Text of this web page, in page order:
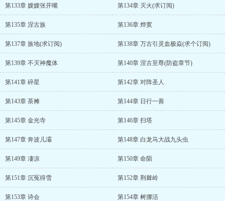
第133章 嫂嫂张开嘴 第134章 灭火(求订阅)
第135章 涅古族 第136章 烨寞
第137章 族地(求订阅) 第138章 万古引灵血极焱(求个订阅)
第139章 不灭神魔体 第140章 涅古至尊(防盗章节)
第141章 碎星 第142章 对阵圣人
第143章 茶摊 第144章 日行一善
第145章 金光寺 第146章 扫塔
第147章 奔波儿灞 第148章 白龙马大战九头虫
第149章 凄凉 第150章 命陨
第151章 沉冤得雪 第152章 荆棘岭
第153章 诗会 第154章 树挪活